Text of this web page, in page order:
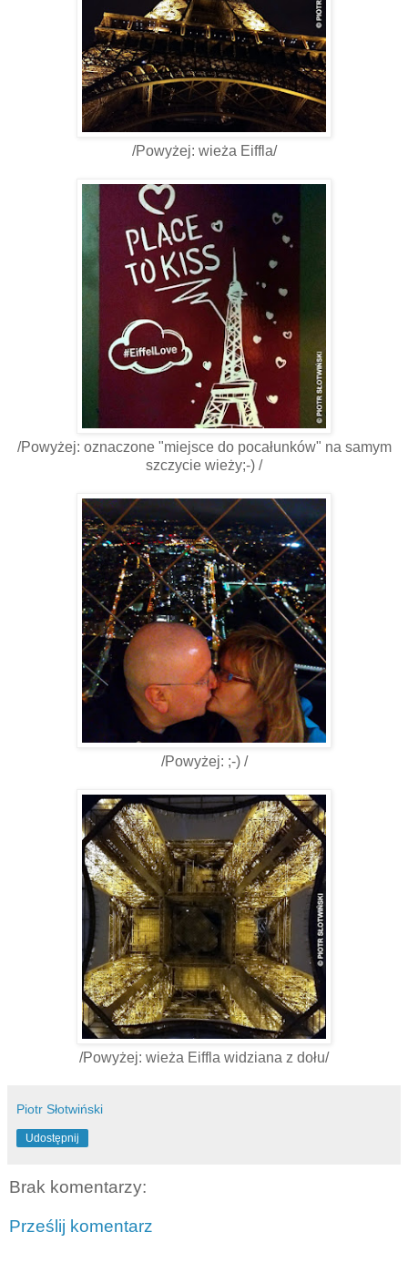
/Powyżej: wieża Eiffla/
/Powyżej: oznaczone "miejsce do pocałunków" na samym
szczycie wieży;-) /
/Powyżej: ;-) /
/Powyżej: wieża Eiffla widziana z dołu/
Piotr Słotwiński
Udostępnij
Brak komentarzy:
Prześlij komentarz